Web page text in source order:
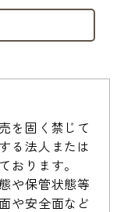
エキス、セイヨ
キ果汁、乳酸桿
ス、ビサボロー
ハイビスカス花
汁、ツボクサエ
ン酸２Ｋ、Ｂ
デキストリン、
チルセルロー
、メントール、
を固く禁じて
る法人または
おります。
や保管状態等
や安全面など